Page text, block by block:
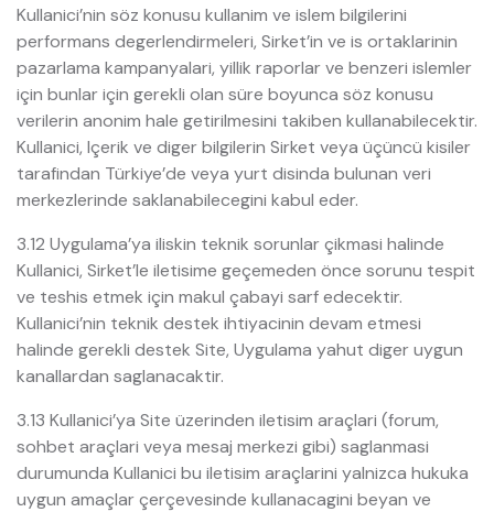
Kullanici’nin söz konusu kullanim ve islem bilgilerini
performans degerlendirmeleri, Sirket’in ve is ortaklarinin
pazarlama kampanyalari, yillik raporlar ve benzeri islemler
için bunlar için gerekli olan süre boyunca söz konusu
verilerin anonim hale getirilmesini takiben kullanabilecektir.
Kullanici, Içerik ve diger bilgilerin Sirket veya üçüncü kisiler
tarafindan Türkiye’de veya yurt disinda bulunan veri
merkezlerinde saklanabilecegini kabul eder.
3.12 Uygulama’ya iliskin teknik sorunlar çikmasi halinde
Kullanici, Sirket’le iletisime geçemeden önce sorunu tespit
ve teshis etmek için makul çabayi sarf edecektir.
Kullanici’nin teknik destek ihtiyacinin devam etmesi
halinde gerekli destek Site, Uygulama yahut diger uygun
kanallardan saglanacaktir.
3.13 Kullanici’ya Site üzerinden iletisim araçlari (forum,
sohbet araçlari veya mesaj merkezi gibi) saglanmasi
durumunda Kullanici bu iletisim araçlarini yalnizca hukuka
uygun amaçlar çerçevesinde kullanacagini beyan ve